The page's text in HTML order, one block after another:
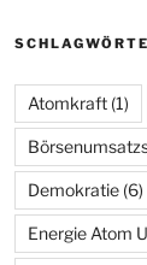
Atomkraft (1)
Demokratie (6)
Energie Atom